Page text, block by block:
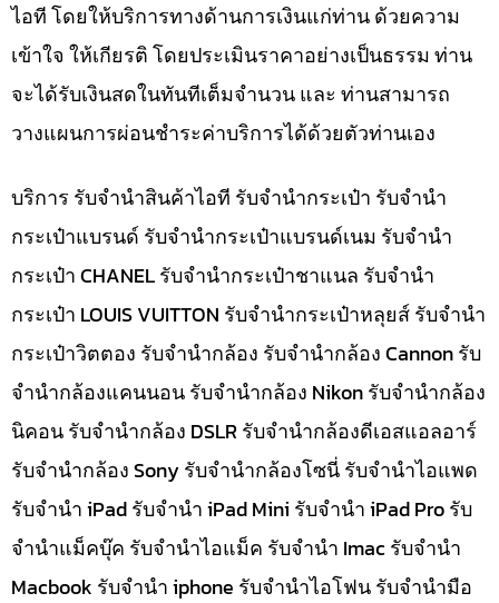
ไอที โดยให้บริการทางด้านการเงินแก่ท่าน ด้วยความ
เข้าใจ ให้เกียรติ โดยประเมินราคาอย่างเป็นธรรม ท่าน
จะได้รับเงินสดในทันทีเต็มจำนวน และ ท่านสามารถ
วางแผนการผ่อนชำระค่าบริการได้ด้วยตัวท่านเอง
บริการ รับจำนำสินค้าไอที รับจำนำกระเป๋า รับจำนำ
กระเป๋าแบรนด์ รับจำนำกระเป๋าแบรนด์เนม รับจำนำ
กระเป๋า CHANEL รับจำนำกระเป๋าชาแนล รับจำนำ
กระเป๋า LOUIS VUITTON รับจำนำกระเป๋าหลุยส์ รับจำนำ
กระเป๋าวิตตอง รับจำนำกล้อง รับจำนำกล้อง Cannon รับ
จำนำกล้องแคนนอน รับจำนำกล้อง Nikon รับจำนำกล้อง
นิคอน รับจำนำกล้อง DSLR รับจำนำกล้องดีเอสแอลอาร์
รับจำนำกล้อง Sony รับจำนำกล้องโซนี่ รับจำนำไอแพด
รับจำนำ iPad รับจำนำ iPad Mini รับจำนำ iPad Pro รับ
จำนำแม็คบุ๊ค รับจำนำไอแม็ค รับจำนำ Imac รับจำนำ
Macbook รับจำนำ iphone รับจำนำไอโฟน รับจำนำมือ